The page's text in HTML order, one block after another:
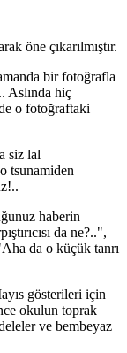
öne çıkarılmıştır.
bir fotoğrafla
Aslında hiç
o fotoğraftaki
siz lal
tsunamiden
haberin
da ne?..",
da o küçük tanrı
gösterileri için
okulun toprak
ve bembeyaz